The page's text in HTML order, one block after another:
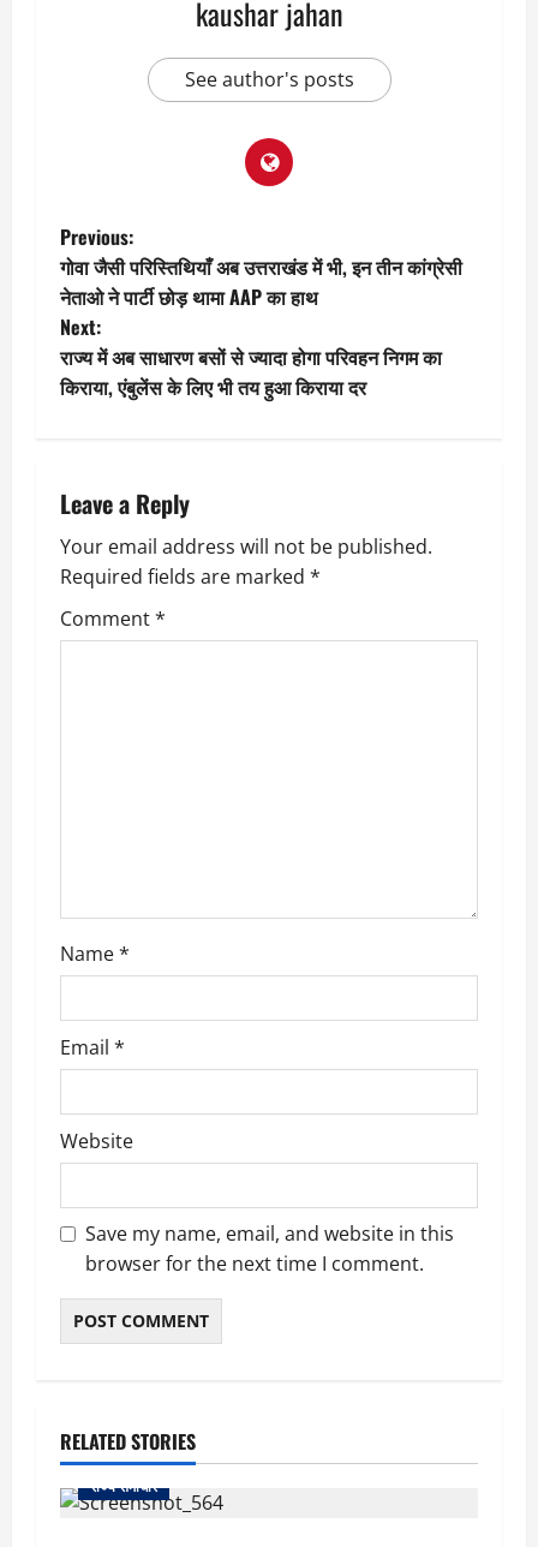
kaushar jahan
See author's posts
P
o
s
t
a
v
i
g
Previous:
गोवा जैसी परिस्तिथियाँ अब उत्तराखंड में भी, इन तीन कांग्रेसी
नेताओ ने पार्टी छोड़ थामा AAP का हाथ
Next:
राज्य में अब साधारण बसों से ज्यादा होगा परिवहन निगम का
किराया, एंबुलेंस के लिए भी तय हुआ किराया दर
Leave a Reply
Your email address will not be published.
Required fields are marked *
Comment*
Name*
Email *
Website
Save my name, email, and website in this
browser for the next time I comment.
RELATED STORIES
राज्य समाचार